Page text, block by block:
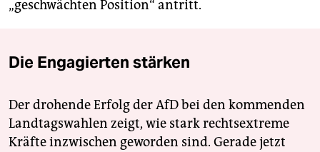
„geschwächten Position“ antritt.
Die Engagierten stärken
Der drohende Erfolg der AfD bei den kommenden
Landtagswahlen zeigt, wie stark rechtsextreme
Kräfte inzwischen geworden sind. Gerade jetzt